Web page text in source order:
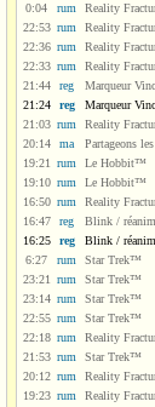
0:04
rum Reality
22:53 rum Reality
22:36 rum Reality
22:33 rum Reality
21:44
reg Marqueur
21:24
reg Marqueur
21:03 rum Reality
20:14
ma Partageons
19:21
rum Le Hobbit™
19:10 rum Le Hobbit™
16:50 rum Reality
16:47
reg Blink /
16:25
reg Blink /
6:27
rum Star Trek™
23:21
rum Star Trek™
23:14 rum Star Trek™
22:55 rum Star Trek™
22:18 rum Reality
21:53 rum Star Trek™
20:12 rum Reality
19:23 rum Reality